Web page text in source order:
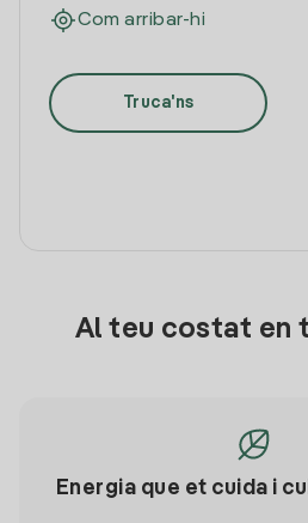
Com arribar-hi
Truca'ns
Al teu costat en
Energia que et cuida i